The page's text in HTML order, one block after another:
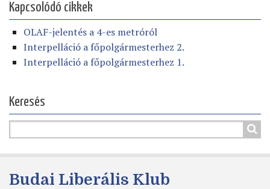
Kapcsolódó cikkek
OLAF-jelentés a 4-es metróról
Interpelláció a főpolgármesterhez 2.
Interpelláció a főpolgármesterhez 1.
Keresés
Budai Liberális Klub